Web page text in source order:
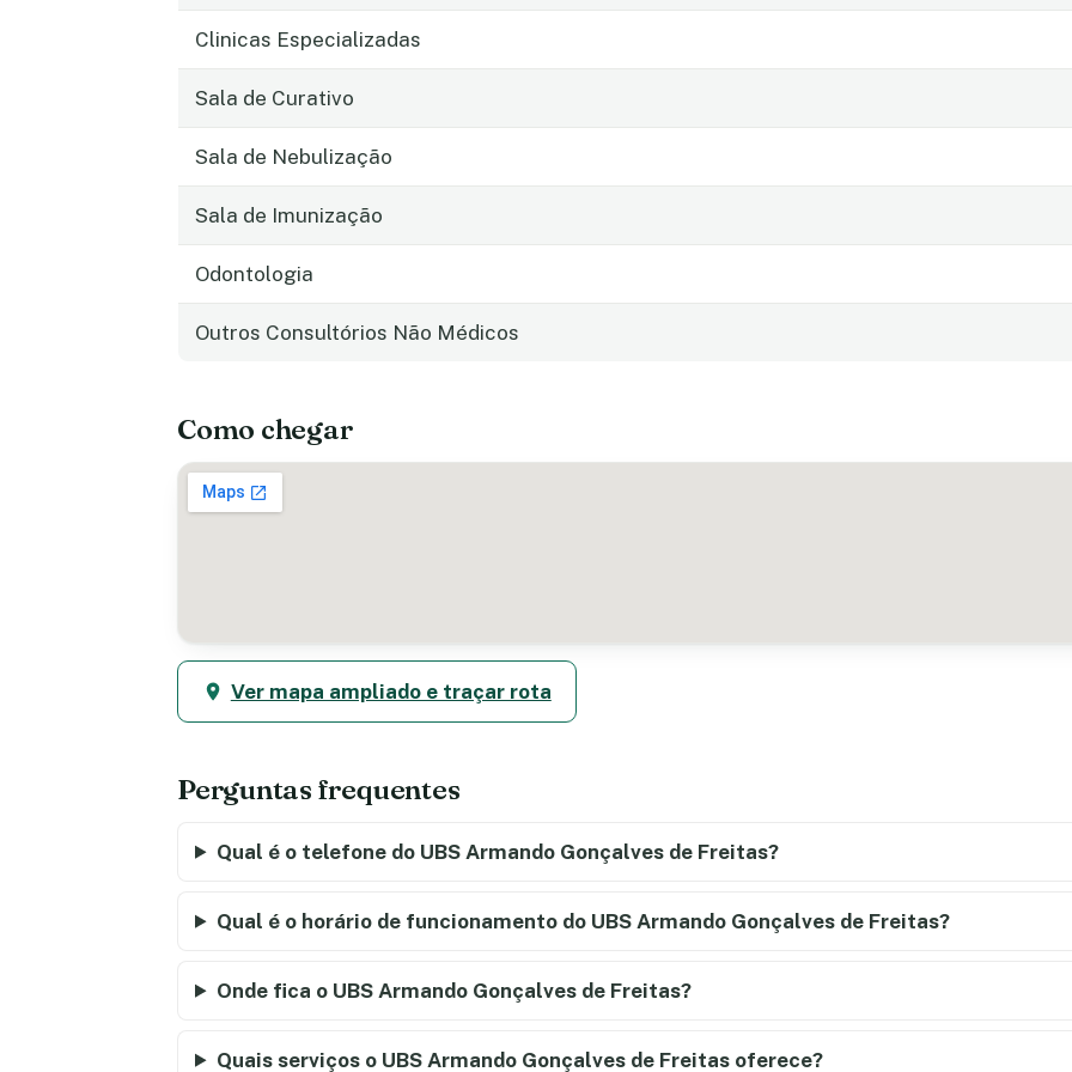
Clinicas Especializadas
Sala de Curativo
Sala de Nebulização
Sala de Imunização
Odontologia
Outros Consultórios Não Médicos
Como chegar
Ver mapa ampliado e traçar rota
Perguntas frequentes
Qual é o telefone do UBS Armando Gonçalves de Freitas?
Qual é o horário de funcionamento do UBS Armando Gonçalves de Freitas?
Onde fica o UBS Armando Gonçalves de Freitas?
Quais serviços o UBS Armando Gonçalves de Freitas oferece?